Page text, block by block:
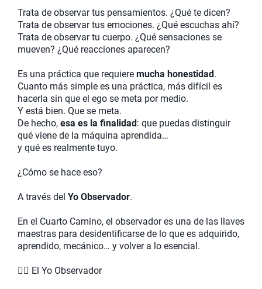
Trata de observar tus pensamientos. ¿Qué te dicen?
Trata de observar tus emociones. ¿Qué escuchas ahí?
Trata de observar tu cuerpo. ¿Qué sensaciones se
mueven? ¿Qué reacciones aparecen?
Es una práctica que requiere mucha honestidad .
Cuanto más simple es una práctica, más difícil es
hacerla sin que el ego se meta por medio.
Y está bien. Que se meta.
De hecho, esa es la finalidad : que puedas distinguir
qué viene de la máquina aprendida…
y qué es realmente tuyo.
¿Cómo se hace eso?
A través del Yo Observador.
En el Cuarto Camino, el observador es una de las llaves
maestras para desidentificarse de lo que es adquirido,
aprendido, mecánico… y volver a lo esencial.
🧘‍♂️ El Yo Observador